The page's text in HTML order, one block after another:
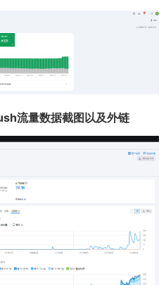
流量数据截图以及外链